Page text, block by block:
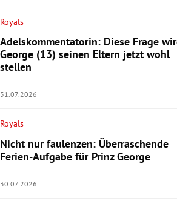
Royals
Adelskommentatorin: Diese Frage
George (13) seinen Eltern jetzt wohl
stellen
31.07.2026
Royals
Nicht nur faulenzen: Überraschende
Ferien-Aufgabe für Prinz George
30.07.2026